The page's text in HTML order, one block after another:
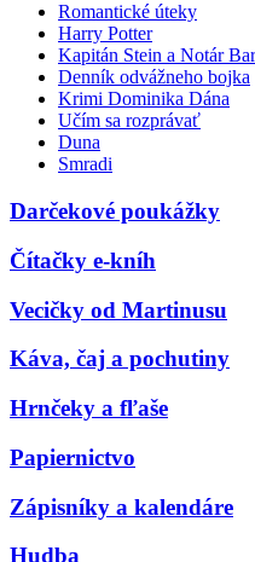
Romantické úteky
Harry Potter
Kapitán Stein a Notár
Denník odvážneho bojka
Krimi Dominika Dána
Učím sa rozprávať
Duna
Smradi
Darčekové poukážky
Čítačky e-kníh
Vecičky od Martinusu
Káva, čaj a pochutiny
Hrnčeky a fľaše
Papiernictvo
Zápisníky a kalendáre
Hudba